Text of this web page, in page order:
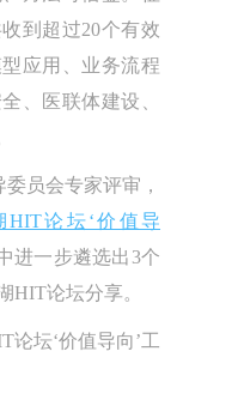
到超过20个有效
应用、业务流程
、医联体建设、
员会专家评审，
HIT论坛‘价值导
进一步遴选出3个
HIT论坛分享。
论坛‘价值导向’工